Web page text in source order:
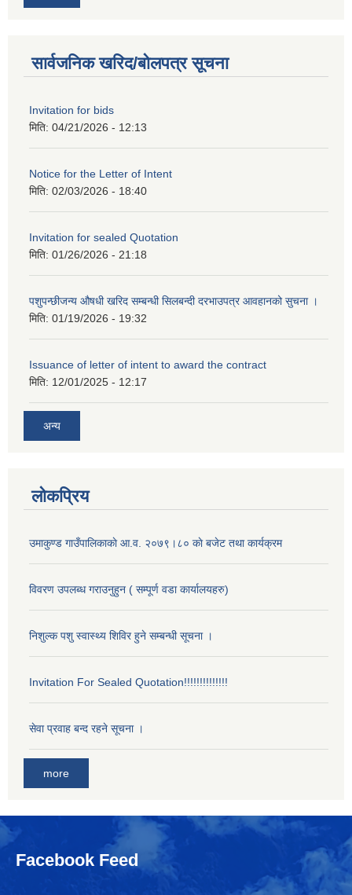
सार्वजनिक खरिद/बोलपत्र सूचना
Invitation for bids
मिति: 04/21/2026 - 12:13
Notice for the Letter of Intent
मिति: 02/03/2026 - 18:40
Invitation for sealed Quotation
मिति: 01/26/2026 - 21:18
पशुपन्छीजन्य औषधी खरिद सम्बन्धी सिलबन्दी दरभाउपत्र आवहानको सुचना ।
मिति: 01/19/2026 - 19:32
Issuance of letter of intent to award the contract
मिति: 12/01/2025 - 12:17
अन्य
लोकप्रिय
उमाकुण्ड गाउँपालिकाकाे आ.व. २०७९।८० काे बजेट तथा कार्यक्रम
विवरण उपलब्ध गराउनुहुन ( सम्पूर्ण वडा कार्यालयहरु)
निशुल्क पशु स्वास्थ्य शिविर हुने सम्बन्धी सूचना ।
Invitation For Sealed Quotation!!!!!!!!!!!!!!
सेवा प्रवाह बन्द रहने सूचना ।
more
Facebook Feed